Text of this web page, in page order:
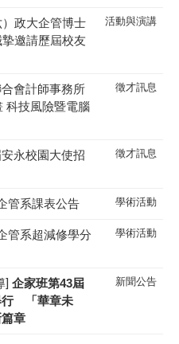
政大企管博士
邀請歷屆校友
活動與演講
合會計師事務所
科技風險暨電腦
徵才訊息
永校園大使招
徵才訊息
管系課表公告 學術活動
管系超減修學分
學術活動
] 企家班第43屆
行 「華章未
章
新聞公告